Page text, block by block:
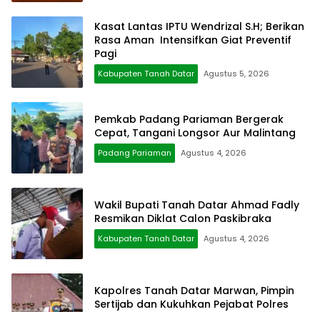
Kasat Lantas IPTU Wendrizal S.H; Berikan
Rasa Aman Intensifkan Giat Preventif
Pagi
Kabupaten Tanah Datar Agustus 5, 2026
Pemkab Padang Pariaman Bergerak
Cepat, Tangani Longsor Aur Malintang
Padang Pariaman Agustus 4, 2026
Wakil Bupati Tanah Datar Ahmad Fadly
Resmikan Diklat Calon Paskibraka
Kabupaten Tanah Datar Agustus 4, 2026
Kapolres Tanah Datar Marwan, Pimpin
Sertijab dan Kukuhkan Pejabat Polres